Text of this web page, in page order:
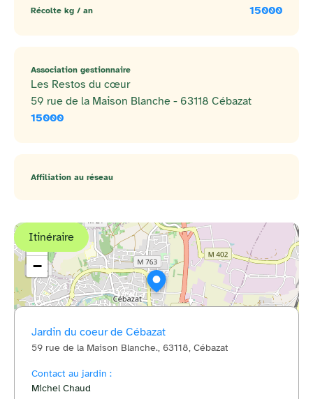
Récolte kg / an 15000
Association gestionnaire
Les Restos du cœur
59 rue de la Maison Blanche - 63118 Cébazat
15000
Affiliation au réseau
Itinéraire
+
−
Jardin du coeur de Cébazat
59 rue de la Maison Blanche., 63118, Cébazat
Contact au jardin :
Michel Chaud